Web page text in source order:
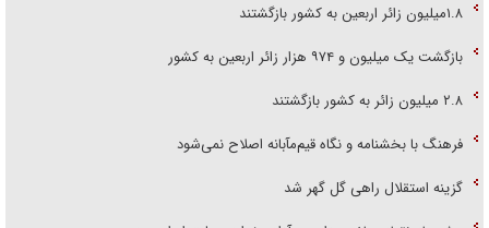
۱.۸میلیون زائر اربعین به کشور بازگشتند
بازگشت یک میلیون و ۹۷۴ هزار زائر اربعین به کشور
۲.۸ میلیون زائر به کشور بازگشتند
فرهنگ با بخشنامه و نگاه قیم‌مآبانه اصلاح نمی‌شود
گزینه استقلال راهی گل گهر شد